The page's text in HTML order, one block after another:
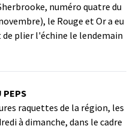
numéro quatre du
le Rouge et Or a eu
de plier l'échine le lendemain
PEPS
raquettes de la région, les
à dimanche, dans le cadre